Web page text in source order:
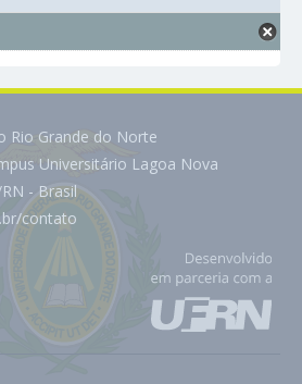
Rio Grande do Norte
Universitário Lagoa Nova
- Brasil
contato